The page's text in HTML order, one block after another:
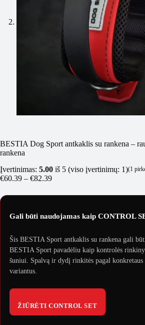
BESTIA Dog Sport antkaklis su rankena –
rankena
Įvertinimas: 5.00 iš 5 (viso įvertinimų: 1)(1
€60.39 – €82.39Price
€60.39
€82.39
Gali būti naudojamas kaip CONTROL
Šis BESTIA Sport antkaklis su rankena gali
BESTIA Sport pavadėliu kaip kontrolės
šuniui. Spalvą ir dydį rinkitės pagal konkretaus
variantus.
ŽIŪRĖTI CONTROL SET